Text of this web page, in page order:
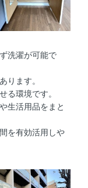
洗濯が可能で
ります。
る環境です。
生活用品をまと
を有効活用しや